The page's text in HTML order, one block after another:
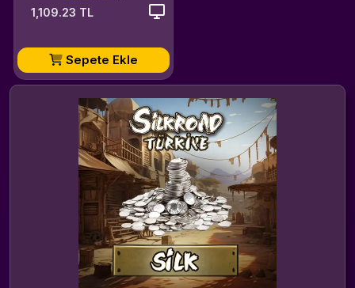
1,109.23 TL
Sepete Ekle